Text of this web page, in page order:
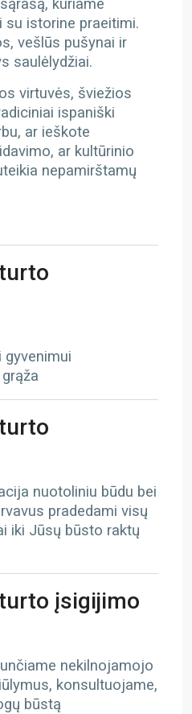
kuriame
su istorine praeitimi.
vešlūs pušynai ir
saulėlydžiai.
virtuvės, šviežios
ispaniški
ar ieškote
ar kultūrinio
nepamirštamų
gyvenimui
nuotoliniu būdu bei
pradedami visų
iki Jūsų būsto raktų
įsigijimo
nekilnojamojo
konsultuojame,
būstą